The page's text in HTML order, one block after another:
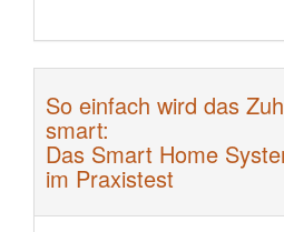
So einfach wird das
smart:
Das Smart Home
im Praxistest